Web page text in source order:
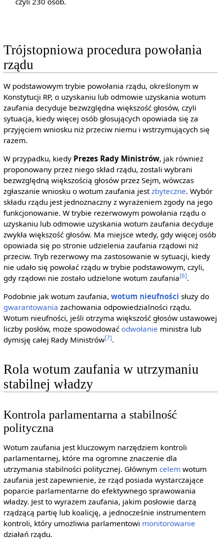
Trójstopniowa procedura powołania
rządu
W podstawowym trybie powołania rządu, określonym w
Konstytucji RP, o uzyskaniu lub odmowie uzyskania wotum
zaufania decyduje bezwzględna większość głosów, czyli
sytuacja, kiedy więcej osób głosujących opowiada się za
przyjęciem wniosku niż przeciw niemu i wstrzymujących się
razem.
W przypadku, kiedy Prezes Rady Ministrów, jak również
proponowany przez niego skład rządu, zostali wybrani
bezwzględną większością głosów przez Sejm, wówczas
zgłaszanie wniosku o wotum zaufania jestzbyteczne. Wybór
składu rządu jest jednoznaczny z wyrażeniem zgody na jego
funkcjonowanie. W trybie rezerwowym powołania rządu o
uzyskaniu lub odmowie uzyskania wotum zaufania decyduje
zwykła większość głosów. Ma miejsce wtedy, gdy więcej osób
opowiada się po stronie udzielenia zaufania rządowi niż
przeciw. Tryb rezerwowy ma zastosowanie w sytuacji, kiedy
nie udało się powołać rządu w trybie podstawowym, czyli,
gdy rządowi nie zostało udzielone wotum zaufania[6].
Podobnie jak wotum zaufania, wotum nieufności służy do
gwarantowania zachowania odpowiedzialności rządu.
Wotum nieufności, jeśli otrzyma większość głosów ustawowej
liczby posłów, może spowodować odwołanie ministra lub
dymisję całej Rady Ministrów[7].
Rola wotum zaufania w utrzymaniu
stabilnej władzy
Kontrola parlamentarna a stabilność
polityczna
Wotum zaufania jest kluczowym narzędziem kontroli
parlamentarnej, które ma ogromne znaczenie dla
utrzymania stabilności politycznej. Głównym celem wotum
zaufania jest zapewnienie, że rząd posiada wystarczające
poparcie parlamentarne do efektywnego sprawowania
władzy. Jest to wyrazem zaufania, jakim posłowie darzą
rządzącą partię lub koalicję, a jednocześnie instrumentem
kontroli, który umożliwia parlamentowi monitorowanie
działań rządu.